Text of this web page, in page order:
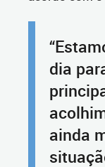
dia
ainda